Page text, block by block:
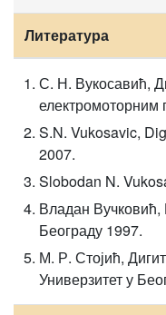
Литература
С. Н. Вукосавић,
електромоторним
S.N. Vukosavic,
2007.
Slobodan N.
Владан Вучковић,
Београду 1997.
М. Р. Стојић,
Универзитет у